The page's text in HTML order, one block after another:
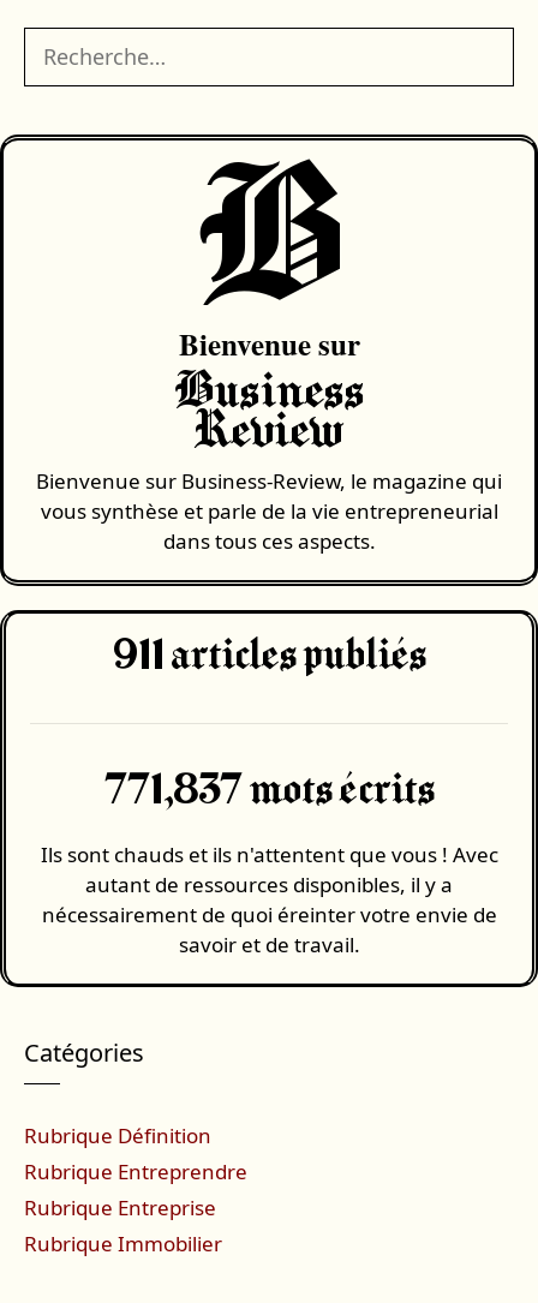
Rechercher :
B
Bienvenue sur
Business
Review
Bienvenue sur Business-Review, le magazine qui
vous synthèse et parle de la vie entrepreneurial
dans tous ces aspects.
911 articles publiés
771,837 mots écrits
Ils sont chauds et ils n'attentent que vous ! Avec
autant de ressources disponibles, il y a
nécessairement de quoi éreinter votre envie de
savoir et de travail.
Catégories
Rubrique Définition
Rubrique Entreprendre
Rubrique Entreprise
Rubrique Immobilier